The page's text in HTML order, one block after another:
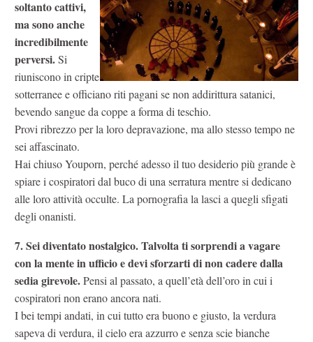
soltanto cattivi,
ma sono anche
incredibilmente
perversi.Si
riuniscono in cripte
sotterranee e officiano riti pagani se non addirittura satanici,
bevendo sangue da coppe a forma di teschio.
Provi ribrezzo per la loro depravazione, ma allo stesso tempo ne
sei affascinato.
Hai chiuso Youporn, perché adesso il tuo desiderio più grande è
spiare i cospiratori dal buco di una serratura mentre si dedicano
alle loro attività occulte. La pornografia la lasci a quegli sfigati
degli onanisti.
7. Sei diventato nostalgico. Talvolta ti sorprendi a vagare
con la mente in ufficio e devi sforzarti di non cadere dalla
sedia girevole.Pensi al passato, a quell’età dell’oro in cui i
cospiratori non erano ancora nati.
I bei tempi andati, in cui tutto era buono e giusto, la verdura
sapeva di verdura, il cielo era azzurro e senza scie bianche